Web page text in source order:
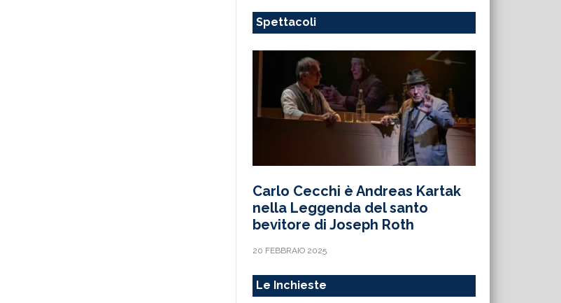
Spettacoli
Carlo Cecchi è Andreas Kartak
nella Leggenda del santo
bevitore di Joseph Roth
20 FEBBRAIO 2025
Le Inchieste